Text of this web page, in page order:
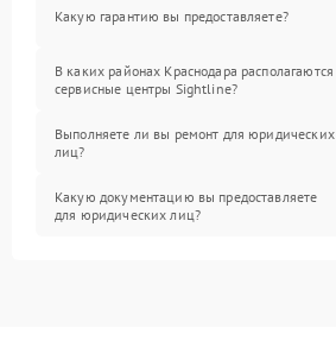
Какую гарантию вы предоставляете?
В каких районах Краснодара располагаются
сервисные центры Sightline?
Выполняете ли вы ремонт для юридических
лиц?
Какую документацию вы предоставляете
для юридических лиц?